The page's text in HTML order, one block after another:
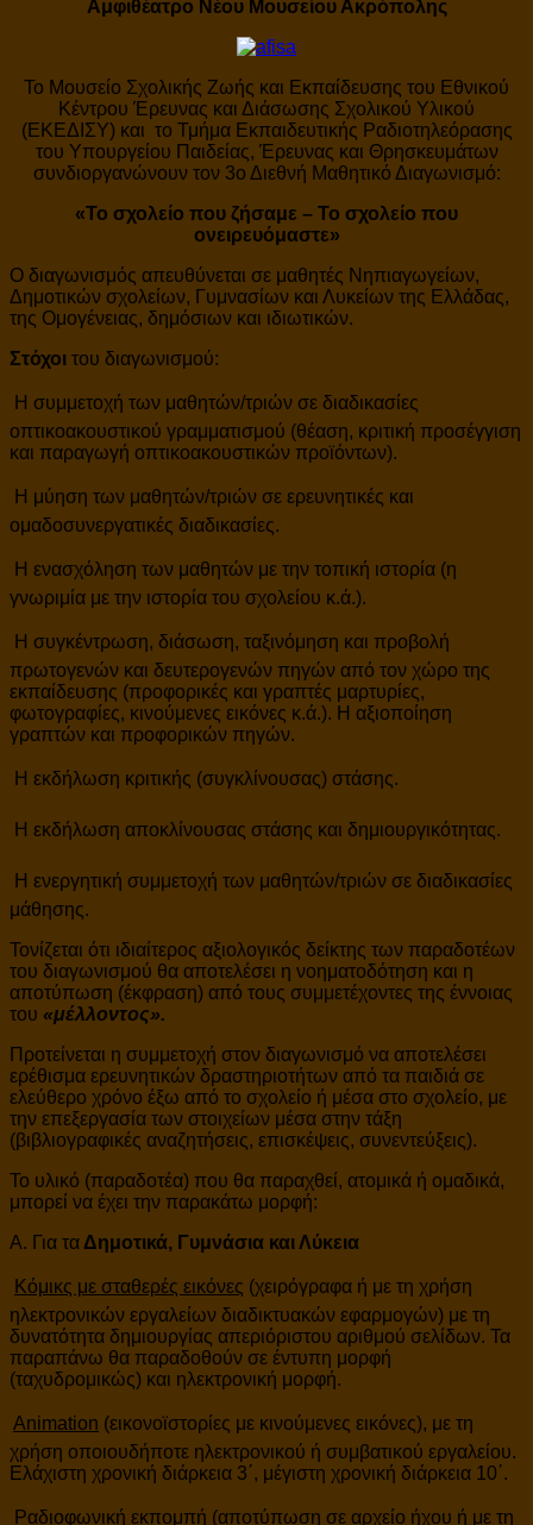
Αμφιθέατρο Νέου Μουσείου Ακρόπολης
Το Μουσείο Σχολικής Ζωής και Εκπαίδευσης του Εθνικού
Κέντρου Έρευνας και Διάσωσης Σχολικού Υλικού
(ΕΚΕΔΙΣΥ) και το Τμήμα Εκπαιδευτικής Ραδιοτηλεόρασης
του Υπουργείου Παιδείας, Έρευνας και Θρησκευμάτων
συνδιοργανώνουν τον 3ο Διεθνή Μαθητικό Διαγωνισμό:
«Το σχολείο που ζήσαμε – Το σχολείο που
ονειρευόμαστε»
Ο διαγωνισμός απευθύνεται σε μαθητές Νηπιαγωγείων,
Δημοτικών σχολείων, Γυμνασίων και Λυκείων της Ελλάδας,
της Ομογένειας, δημόσιων και ιδιωτικών.
Στόχοι του διαγωνισμού:
 Η συμμετοχή των μαθητών/τριών σε διαδικασίες
οπτικοακουστικού γραμματισμού (θέαση, κριτική προσέγγιση
και παραγωγή οπτικοακουστικών προϊόντων).
 Η μύηση των μαθητών/τριών σε ερευνητικές και
ομαδοσυνεργατικές διαδικασίες.
 Η ενασχόληση των μαθητών με την τοπική ιστορία (η
γνωριμία με την ιστορία του σχολείου κ.ά.).
 Η συγκέντρωση, διάσωση, ταξινόμηση και προβολή
πρωτογενών και δευτερογενών πηγών από τον χώρο της
εκπαίδευσης (προφορικές και γραπτές μαρτυρίες,
φωτογραφίες, κινούμενες εικόνες κ.ά.). Η αξιοποίηση
γραπτών και προφορικών πηγών.
 Η εκδήλωση κριτικής (συγκλίνουσας) στάσης.
 Η εκδήλωση αποκλίνουσας στάσης και δημιουργικότητας.
 Η ενεργητική συμμετοχή των μαθητών/τριών σε διαδικασίες
μάθησης.
Τονίζεται ότι ιδιαίτερος αξιολογικός δείκτης των παραδοτέων
του διαγωνισμού θα αποτελέσει η νοηματοδότηση και η
αποτύπωση (έκφραση) από τους συμμετέχοντες της έννοιας
του «μέλλοντος».
Προτείνεται η συμμετοχή στον διαγωνισμό να αποτελέσει
ερέθισμα ερευνητικών δραστηριοτήτων από τα παιδιά σε
ελεύθερο χρόνο έξω από το σχολείο ή μέσα στο σχολείο, με
την επεξεργασία των στοιχείων μέσα στην τάξη
(βιβλιογραφικές αναζητήσεις, επισκέψεις, συνεντεύξεις).
Το υλικό (παραδοτέα) που θα παραχθεί, ατομικά ή ομαδικά,
μπορεί να έχει την παρακάτω μορφή:
Α. Για ταΔημοτικά, Γυμνάσια και Λύκεια
Κόμικς με σταθερές εικόνες (χειρόγραφα ή με τη χρήση
ηλεκτρονικών εργαλείων διαδικτυακών εφαρμογών) με τη
δυνατότητα δημιουργίας απεριόριστου αριθμού σελίδων. Τα
παραπάνω θα παραδοθούν σε έντυπη μορφή
(ταχυδρομικώς) και ηλεκτρονική μορφή.
Animation (εικονοϊστορίες με κινούμενες εικόνες), με τη
χρήση οποιουδήποτε ηλεκτρονικού ή συμβατικού εργαλείου.
Ελάχιστη χρονική διάρκεια 3΄, μέγιστη χρονική διάρκεια 10΄.
Ραδιοφωνική εκπομπή (αποτύπωση σε αρχείο ήχου ή με τη